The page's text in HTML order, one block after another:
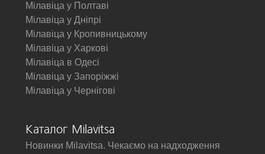
Мілавіца у Полтаві
Мілавіца у Дніпрі
Мілавіца у Кропивницькому
Мілавіца у Харкові
Мілавіца в Одесі
Мілавіца у Запоріжжі
Мілавіца у Чернігові
Каталог Milavitsa
Новинки Milavitsa. Чекаємо на надходження